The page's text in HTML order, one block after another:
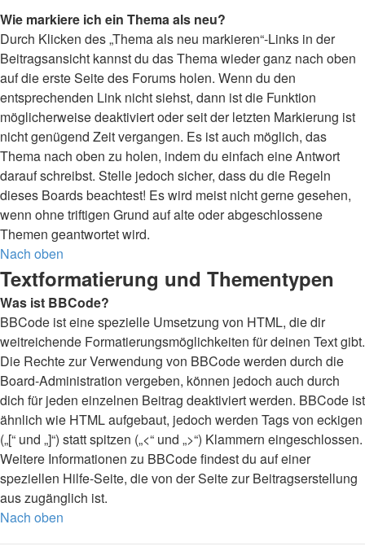
Wie markiere ich ein Thema als neu?
Durch Klicken des „Thema als neu markieren“-Links in der
Beitragsansicht kannst du das Thema wieder ganz nach oben
auf die erste Seite des Forums holen. Wenn du den
entsprechenden Link nicht siehst, dann ist die Funktion
möglicherweise deaktiviert oder seit der letzten Markierung ist
nicht genügend Zeit vergangen. Es ist auch möglich, das
Thema nach oben zu holen, indem du einfach eine Antwort
darauf schreibst. Stelle jedoch sicher, dass du die Regeln
dieses Boards beachtest! Es wird meist nicht gerne gesehen,
wenn ohne triftigen Grund auf alte oder abgeschlossene
Themen geantwortet wird.
Nach oben
Textformatierung und Thementypen
Was ist BBCode?
BBCode ist eine spezielle Umsetzung von HTML, die dir
weitreichende Formatierungsmöglichkeiten für deinen Text gibt.
Die Rechte zur Verwendung von BBCode werden durch die
Board-Administration vergeben, können jedoch auch durch
dich für jeden einzelnen Beitrag deaktiviert werden. BBCode ist
ähnlich wie HTML aufgebaut, jedoch werden Tags von eckigen
(„[“ und „]“) statt spitzen („<“ und „>“) Klammern eingeschlossen.
Weitere Informationen zu BBCode findest du auf einer
speziellen Hilfe-Seite, die von der Seite zur Beitragserstellung
aus zugänglich ist.
Nach oben